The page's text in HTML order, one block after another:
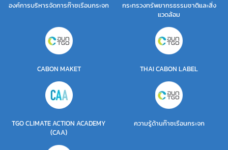
องค์การบริหารจัดการก๊าซเรือนกระจก
กระทรวงทรัพยากรธรรมชาติและสิ่ง
แวดล้อม
CABON MAKET THAI CABON LABEL
TGO CLIMATE ACTION ACADEMY
(CAA)
ความรู้ด้านก๊าซเรือนกระจก